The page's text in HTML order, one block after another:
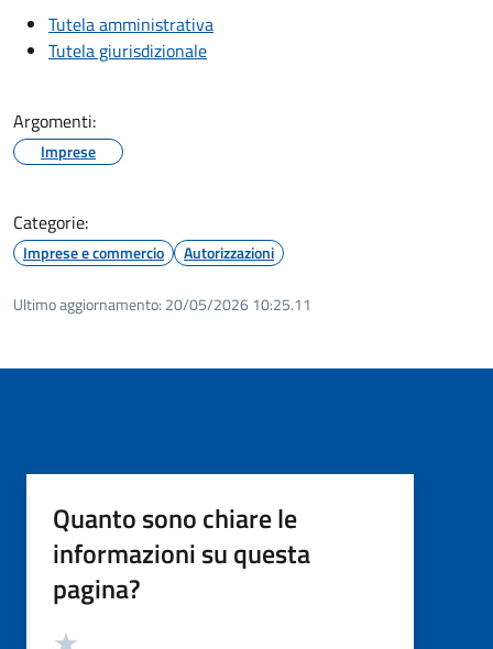
Tutela amministrativa
Tutela giurisdizionale
Argomenti:
Imprese
Categorie:
Imprese e commercio Autorizzazioni
Ultimo aggiornamento: 20/05/2026 10:25.11
Quanto sono chiare le
informazioni su questa
pagina?
Valutazione